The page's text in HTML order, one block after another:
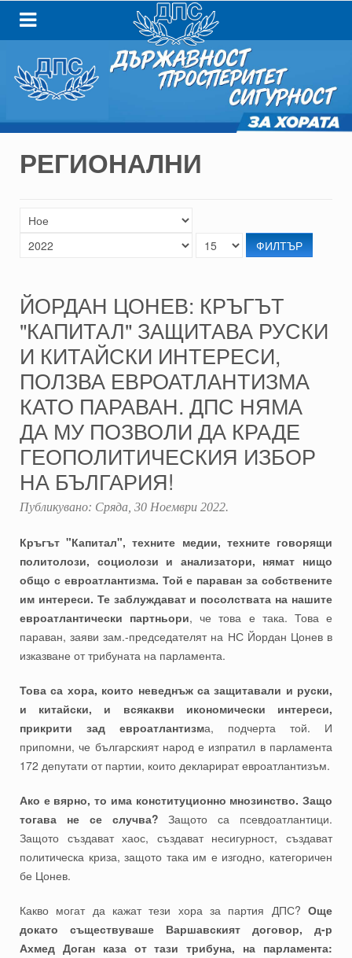
РЕГИОНАЛНИ
ФИЛТЪР
ЙОРДАН ЦОНЕВ: КРЪГЪТ
"КАПИТАЛ" ЗАЩИТАВА РУСКИ
И КИТАЙСКИ ИНТЕРЕСИ,
ПОЛЗВА ЕВРОАТЛАНТИЗМА
КАТО ПАРАВАН. ДПС НЯМА
ДА МУ ПОЗВОЛИ ДА КРАДЕ
ГЕОПОЛИТИЧЕСКИЯ ИЗБОР
НА БЪЛГАРИЯ!
Публикувано: Сряда, 30 Ноември 2022.
Кръгът "Капитал", техните медии, техните говорящи
политолози, социолози и анализатори, нямат нищо
общо с евроатлантизма. Той е параван за собствените
им интереси. Те заблуждават и посолствата на нашите
евроатлантически партньори, че това е така. Това е
параван, заяви зам.-председателят на НС Йордан Цонев в
изказване от трибуната на парламента.
Това са хора, които неведнъж са защитавали и руски,
и китайски, и всякакви икономически интереси,
прикрити зад евроатлантизма, подчерта той. И
припомни, че българският народ е изпратил в парламента
172 депутати от партии, които декларират евроатлантизъм.
Ако е вярно, то има конституционно мнозинство. Защо
тогава не се случва? Защото са псевдоатлантици.
Защото създават хаос, създават несигурност, създават
политическа криза, защото така им е изгодно, категоричен
бе Цонев.
Какво могат да кажат тези хора за партия ДПС? Още
докато съществуваше Варшавският договор, д-р
Ахмед Доган каза от тази трибуна, на парламента: